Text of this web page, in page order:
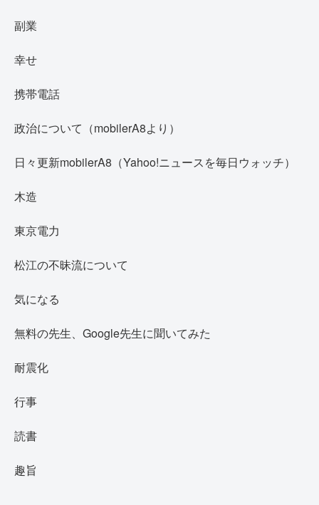
副業
幸せ
携帯電話
政治について（mobilerA8より）
日々更新mobilerA8（Yahoo!ニュースを毎日ウォッチ）
木造
東京電力
松江の不昧流について
気になる
無料の先生、Google先生に聞いてみた
耐震化
行事
読書
趣旨